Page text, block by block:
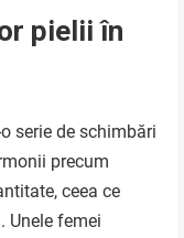
pielii în
serie de schimbări
precum
ceea ce
Unele femei